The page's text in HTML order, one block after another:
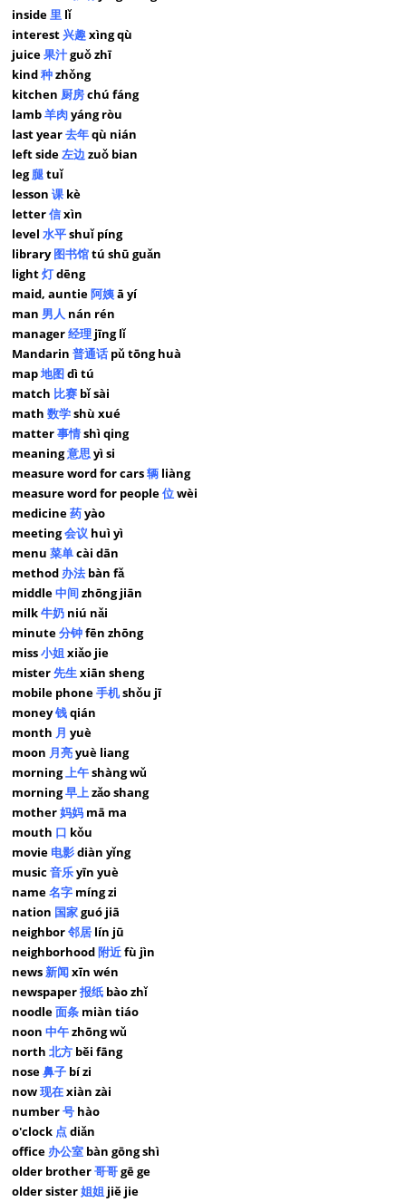
inside里 lǐ
interest兴趣xìng qù
juice果汁guǒ zhī
kind种zhǒng
kitchen 厨房chú fáng
lamb羊肉yáng ròu
last year去年qù nián
left side左边 zuǒ bian
leg腿tuǐ
lesson课 kè
letter信xìn
level水平shuǐ píng
library图书馆tú shū guǎn
light灯dēng
maid, auntie 阿姨ā yí
man 男人 nán rén
manager经理 jīng lǐ
Mandarin普通话 pǔ tōng huà
map地图 dì tú
match 比赛 bǐ sài
math数学shù xué
matter事情shì qing
meaning意思yì si
measure word for cars辆 liàng
measure word for people位wèi
medicine药yào
meeting会议 huì yì
menu菜单cài dān
method 办法 bàn fǎ
middle中间zhōng jiān
milk牛奶 niú nǎi
minute分钟fēn zhōng
miss小姐xiǎo jie
mister先生xiān sheng
mobile phone手机shǒu jī
money钱qián
month 月 yuè
moon 月亮yuè liang
morning上午shàng wǔ
morning早上zǎo shang
mother妈妈 mā ma
mouth 口 kǒu
movie 电影diàn yǐng
music音乐yīn yuè
name名字 míng zi
nation 国家guó jiā
neighbor邻居 lín jū
neighborhood 附近fù jìn
news新闻xīn wén
newspaper报纸 bào zhǐ
noodle面条 miàn tiáo
noon中午zhōng wǔ
north北方 běi fāng
nose鼻子 bí zi
now现在xiàn zài
number号 hào
o'clock 点diǎn
office 办公室 bàn gōng shì
older brother哥哥gē ge
older sister姐姐 jiě jie